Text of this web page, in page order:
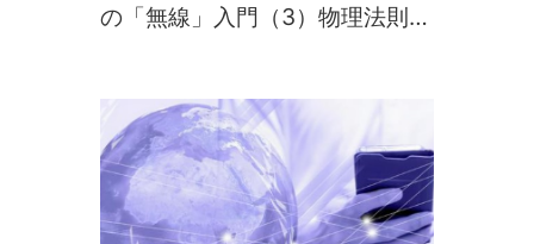
の「無線」入門（3）物理法則が